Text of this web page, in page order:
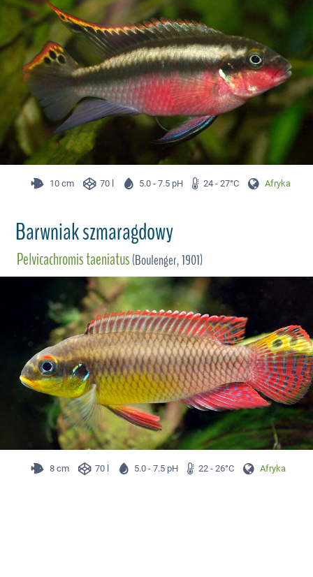
10 cm 70 l 5.0 - 7.5 pH 24 - 27°C Afryka
Barwniak szmaragdowy
Pelvicachromis taeniatus(Boulenger, 1901)
8 cm 70 l 5.0 - 7.5 pH 22 - 26°C Afryka